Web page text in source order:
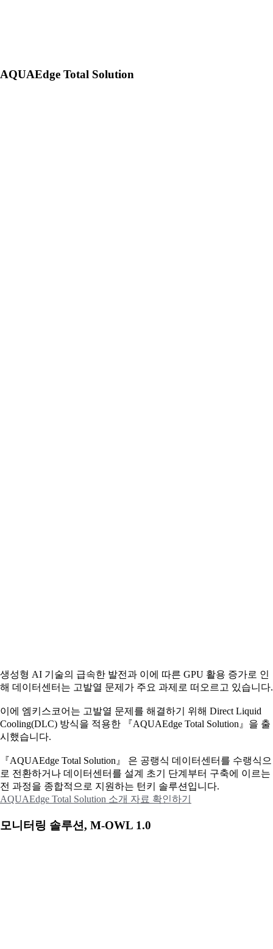
AQUAEdge Total Solution
생성형 AI 기술의 급속한 발전과 이에 따른 GPU 활용 증가로 인
해 데이터센터는 고발열 문제가 주요 과제로 떠오르고 있습니다.
이에 엠키스코어는 고발열 문제를 해결하기 위해 Direct Liquid
Cooling(DLC) 방식을 적용한 『AQUAEdge Total Solution』을 출
시했습니다.
『AQUAEdge Total Solution』 은 공랭식 데이터센터를 수랭식으
로 전환하거나 데이터센터를 설계 초기 단계부터 구축에 이르는
전 과정을 종합적으로 지원하는 턴키 솔루션입니다.
AQUAEdge Total Solution 소개 자료 확인하기
모니터링 솔루션, M-OWL 1.0